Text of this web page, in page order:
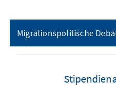
Migrationspolitische